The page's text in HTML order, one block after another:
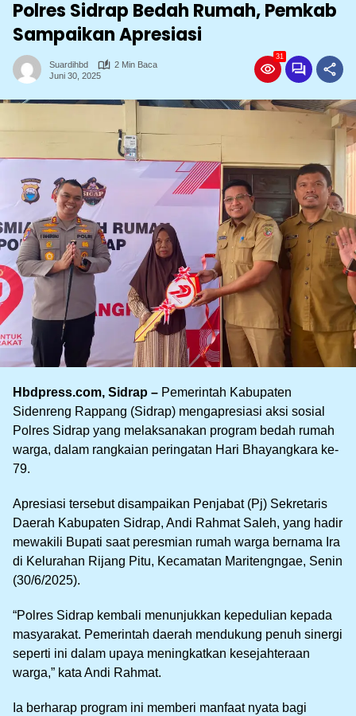
Polres Sidrap Bedah Rumah, Pemkab
Sampaikan Apresiasi
Suardihbd
2 Min Baca
Juni 30, 2025
31
Hbdpress.com, Sidrap – Pemerintah Kabupaten
Sidenreng Rappang (Sidrap) mengapresiasi aksi sosial
Polres Sidrap yang melaksanakan program bedah rumah
warga, dalam rangkaian peringatan Hari Bhayangkara ke-
79.
Apresiasi tersebut disampaikan Penjabat (Pj) Sekretaris
Daerah Kabupaten Sidrap, Andi Rahmat Saleh, yang hadir
mewakili Bupati saat peresmian rumah warga bernama Ira
di Kelurahan Rijang Pitu, Kecamatan Maritengngae, Senin
(30/6/2025).
“Polres Sidrap kembali menunjukkan kepedulian kepada
masyarakat. Pemerintah daerah mendukung penuh sinergi
seperti ini dalam upaya meningkatkan kesejahteraan
warga,” kata Andi Rahmat.
Ia berharap program ini memberi manfaat nyata bagi